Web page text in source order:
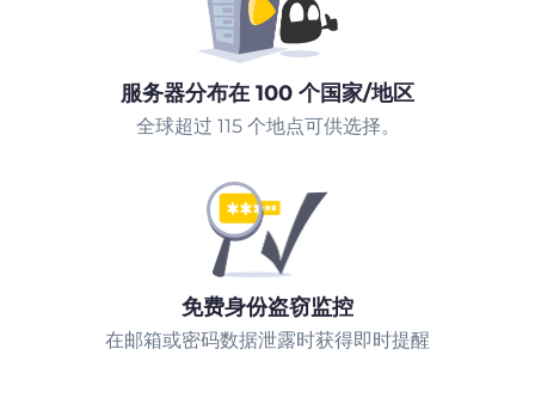
服务器分布在 100 个国家/地区
全球超过 115 个地点可供选择。
免费身份盗窃监控
在邮箱或密码数据泄露时获得即时提醒